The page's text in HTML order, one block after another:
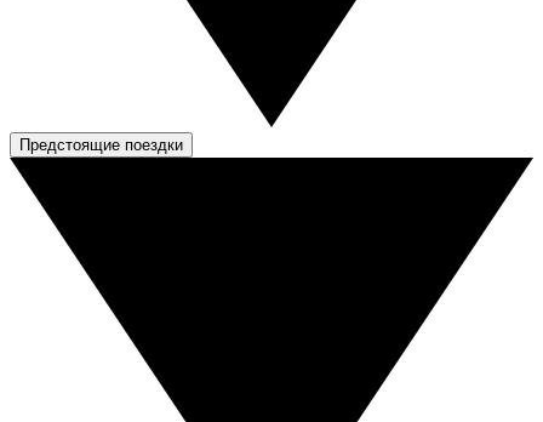
Предстоящие поездки